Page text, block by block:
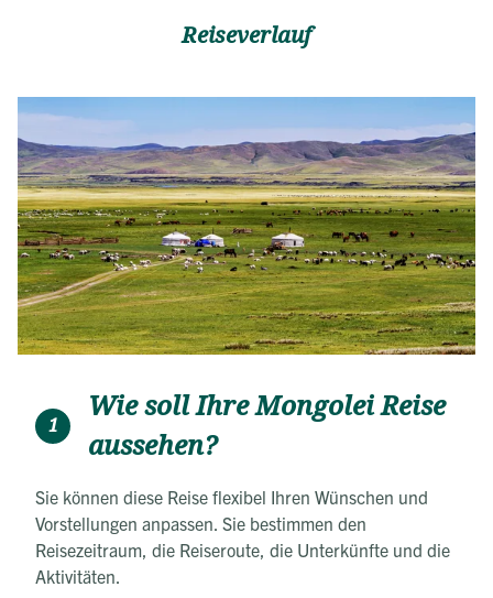
Reiseverlauf
1
Wie soll Ihre Mongolei Reise
aussehen?
Sie können diese Reise flexibel Ihren Wünschen und
Vorstellungen anpassen. Sie bestimmen den
Reisezeitraum, die Reiseroute, die Unterkünfte und die
Aktivitäten.